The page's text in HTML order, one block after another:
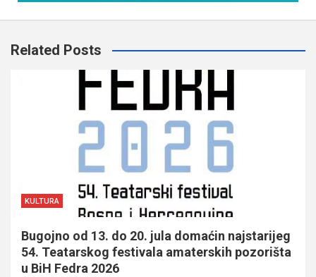
Related Posts
KULTURA
Bugojno od 13. do 20. jula domaćin najstarijeg
54. Teatarskog festivala amaterskih pozorišta
u BiH Fedra 2026